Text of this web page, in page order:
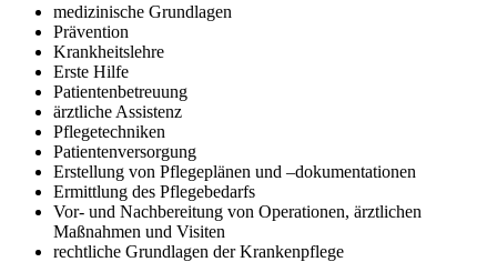
medizinische Grundlagen
Prävention
Krankheitslehre
Erste Hilfe
Patientenbetreuung
ärztliche Assistenz
Pflegetechniken
Patientenversorgung
Erstellung von Pflegeplänen und –dokumentationen
Ermittlung des Pflegebedarfs
Vor- und Nachbereitung von Operationen, ärztlichen
Maßnahmen und Visiten
rechtliche Grundlagen der Krankenpflege